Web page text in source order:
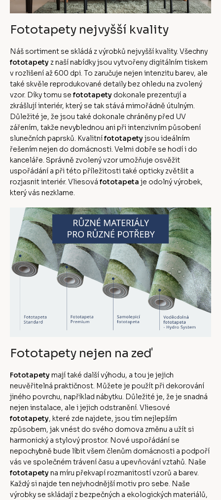
Fototapety nejvyšší kvality
Náš sortiment se skládá z výrobků nejvyšší kvality. Všechny
fototapety z naší nabídky jsou vytvořeny digitálním tiskem
v rozlišení až 600 dpi. To zaručuje nejen intenzitu barev, ale
také skvěle reprodukované detaily bez ohledu na zvolený
vzor. Díky tomu se fototapety dokonale prezentují a
zkrášlují interiér, který se tak stává mimořádně útulným.
Důležité je, že jsou také dokonale chráněny před UV
zářením, takže nevyblednou ani při intenzivním působení
slunečních paprsků. Kvalitnífototapetyjsou ideálním
řešením nejen do domácnosti. Velmi dobře se hodí i do
kanceláře. Správně zvolený vzor umožňuje osvěžit
uspořádání a při této příležitosti také opticky zvětšit a
rozjasnit interiér. Vliesová fototapeta je odolný výrobek,
který vás nezklame.
Fototapety nejen na zeď
Fototapetymají také další výhodu, a tou je jejich
neuvěřitelná praktičnost. Můžete je použít při dekorování
jiného povrchu, například nábytku. Důležité je, že je snadná
nejen instalace, ale i jejich odstranění. Vliesové
fototapety, které zde najdete, jsou tím nejlepším
způsobem, jak vnést do svého domova změnu a užít si
harmonický a stylový prostor. Nové uspořádání se
nepochybně bude líbit všem členům domácnosti a podpoří
vás ve společném trávení času a upevňování vztahů. Naše
fototapetyna míru překvapí rozmanitostí vzorů a barev.
Každý si najde ten nejvhodnější motiv pro sebe. Naše
výrobky se skládají z bezpečných a ekologických materiálů,